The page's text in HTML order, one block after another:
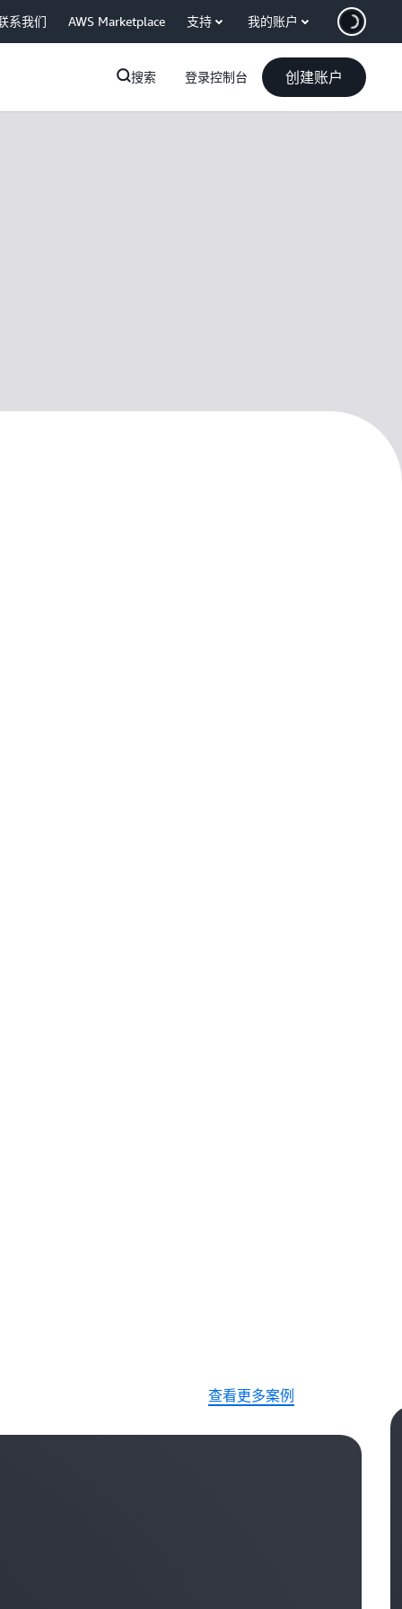
系我们 AWS Marketplace 支持 我的账户
搜索 登录控制台 创建账户
查看更多案例